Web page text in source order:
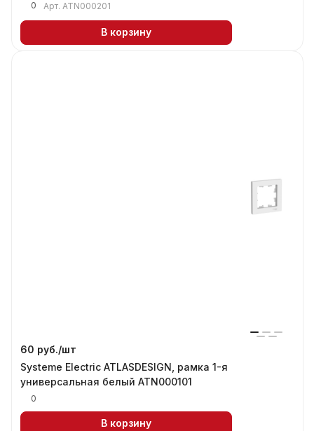
0 Арт. ATN000201
В корзину
60 руб./шт
Systeme Electric ATLASDESIGN, рамка 1-я
универсальная белый ATN000101
0
В корзину